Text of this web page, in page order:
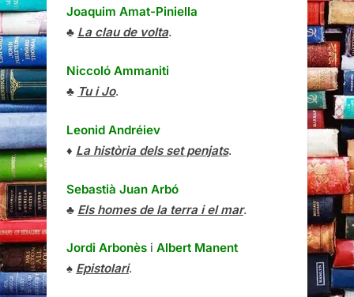
Joaquim Amat-Piniella
♣ La clau de volta.
Niccoló Ammaniti
♣ Tu i Jo.
Leonid Andréiev
♦ La història dels set penjats.
Sebastià Juan Arbó
♣ Els homes de la terra i el mar.
Jordi Arbonès i Albert Manent
♠ Epistolari.